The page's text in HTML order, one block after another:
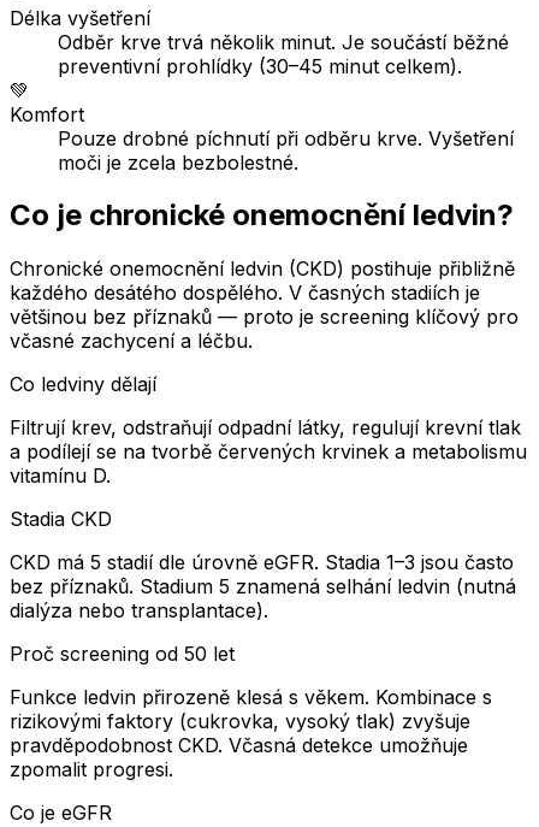
Délka vyšetření
Odběr krve trvá několik minut. Je součástí běžné
preventivní prohlídky (30–45 minut celkem).
💚
Komfort
Pouze drobné píchnutí při odběru krve. Vyšetření
moči je zcela bezbolestné.
Co je chronické onemocnění ledvin?
Chronické onemocnění ledvin (CKD) postihuje přibližně
každého desátého dospělého. V časných stadiích je
většinou bez příznaků — proto je screening klíčový pro
včasné zachycení a léčbu.
Co ledviny dělají
Filtrují krev, odstraňují odpadní látky, regulují krevní tlak
a podílejí se na tvorbě červených krvinek a metabolismu
vitamínu D.
Stadia CKD
CKD má 5 stadií dle úrovně eGFR. Stadia 1–3 jsou často
bez příznaků. Stadium 5 znamená selhání ledvin (nutná
dialýza nebo transplantace).
Proč screening od 50 let
Funkce ledvin přirozeně klesá s věkem. Kombinace s
rizikovými faktory (cukrovka, vysoký tlak) zvyšuje
pravděpodobnost CKD. Včasná detekce umožňuje
zpomalit progresi.
Co je eGFR